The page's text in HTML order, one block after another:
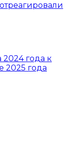
2024 года к
2025 года